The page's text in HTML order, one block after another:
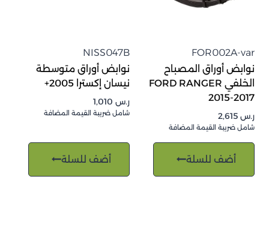
FOR002A-var
نوابض أوراق المصباح
الخلفي FORD RANGER
2015-2017
ر.س
شامل ضريبة القيمة المضافة
أضف للسلة
NISS047B
نوابض أوراق متوسطة
نيسان إكسترا 2005+
ر.س
شامل ضريبة القيمة المضافة
أضف للسلة